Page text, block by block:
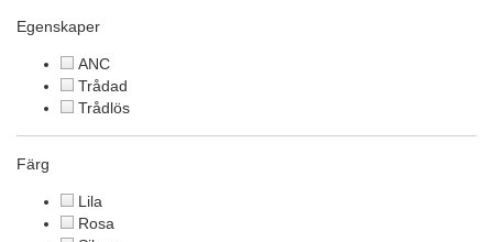
Egenskaper
ANC
Trådad
Trådlös
Färg
Lila
Rosa